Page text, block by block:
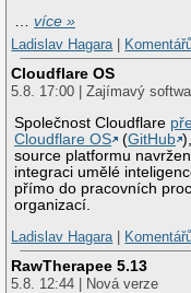
…více »
Ladislav Hagara|
Cloudflare OS
5.8. 17:00 | Zajímavý
Společnost Cloudflare
Cloudflare OS
(GitHub
source platformu
integraci umělé
přímo do pracovních
organizací.
Ladislav Hagara|
RawTherapee 5.13
5.8. 12:44 | Nová verze